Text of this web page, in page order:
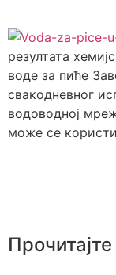
резултата
воде за пиће
свакодневног
водоводној
може се